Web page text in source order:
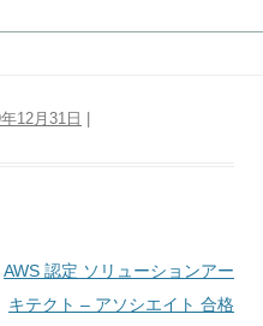
12月31日 |
AWS 認定 ソリューションアー
キテクト – アソシエイト 合格